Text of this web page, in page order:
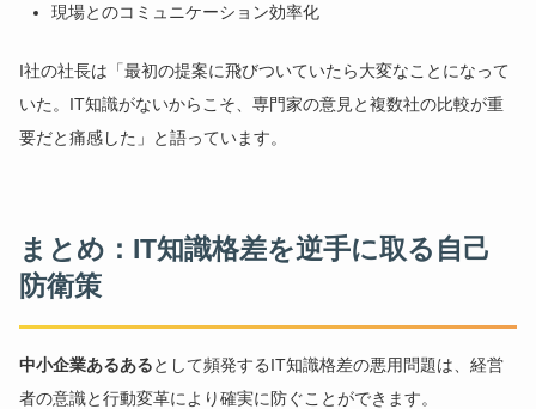
現場とのコミュニケーション効率化
I社の社長は「最初の提案に飛びついていたら大変なことになって
いた。IT知識がないからこそ、専門家の意見と複数社の比較が重
要だと痛感した」と語っています。
まとめ：IT知識格差を逆手に取る自己
防衛策
中小企業あるあるとして頻発するIT知識格差の悪用問題は、経営
者の意識と行動変革により確実に防ぐことができます。